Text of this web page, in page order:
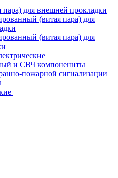
пара) для внешней прокладки
(витая пара) для
(витая пара) для
и СВЧ компоненнты
пожарной сигнализации